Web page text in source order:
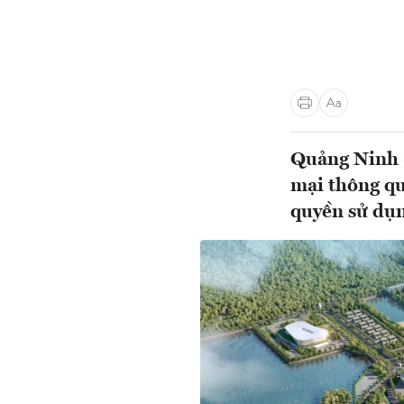
Quảng Ninh
mại thông
quyền sử